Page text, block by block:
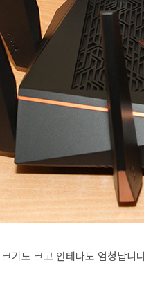
기도 크고 안테나도 엄청납니